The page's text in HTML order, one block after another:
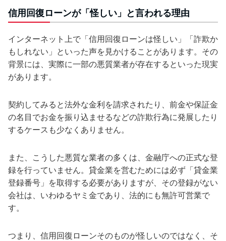
信用回復ローンが「怪しい」と言われる理由
インターネット上で「信用回復ローンは怪しい」「詐欺か
もしれない」といった声を見かけることがあります。その
背景には、実際に一部の悪質業者が存在するといった現実
があります。
契約してみると法外な金利を請求されたり、前金や保証金
の名目でお金を振り込ませるなどの詐欺行為に発展したり
するケースも少なくありません。
また、こうした悪質な業者の多くは、金融庁への正式な登
録を行っていません。貸金業を営むためには必ず「貸金業
登録番号」を取得する必要がありますが、その登録がない
会社は、いわゆるヤミ金であり、法的にも無許可営業で
す。
つまり、信用回復ローンそのものが怪しいのではなく、そ